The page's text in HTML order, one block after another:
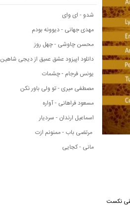
نکست
شدو - ای وای
مهدی جهانی - دیوونه بودم
محسن چاوشی - چهل روز
دانلود اپیزود عشق عمیق از دیجی شاهین
یونس فرجام - چشمات
مصطفی میری - تو ولی باور نکن
مسعود فراهانی - آواره
اسماعیل ارندان - سردیار
مرتضی باب - ممنونم ازت
مانی - کجایی